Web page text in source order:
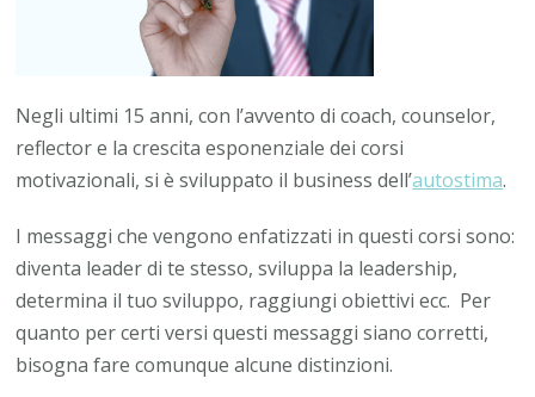
Negli ultimi 15 anni, con l’avvento di coach, counselor,
reflector e la crescita esponenziale dei corsi
motivazionali, si è sviluppato il business dell’autostima.
I messaggi che vengono enfatizzati in questi corsi sono:
diventa leader di te stesso, sviluppa la leadership,
determina il tuo sviluppo, raggiungi obiettivi ecc. Per
quanto per certi versi questi messaggi siano corretti,
bisogna fare comunque alcune distinzioni.